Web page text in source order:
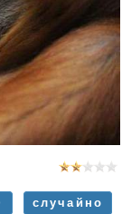
случайно